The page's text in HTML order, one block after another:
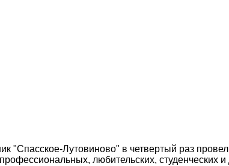
"Спасское-Лутовиново" в четвертый раз
любительских, студенческих и